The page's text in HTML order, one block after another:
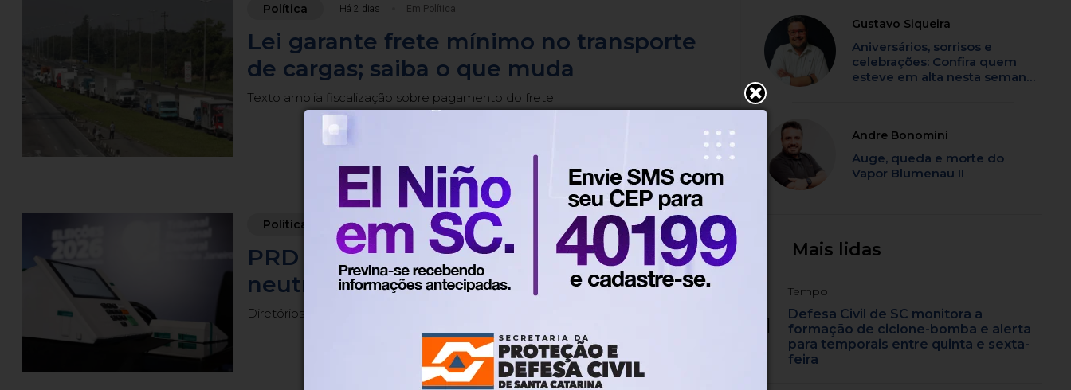
Política Há 2 dias Em Política
Lei garante frete mínimo no transporte
de cargas; saiba o que muda
Texto amplia fiscalização sobre pagamento do frete
Política Há 2 dias Em Política
PRD e Solidariedade decidem pela
neutralidade na eleição presidencial
Diretórios estaduais estão livres para formar alianças
Gustavo Siqueira
Aniversários, sorrisos e
celebrações: Confira quem
esteve em alta nesta semana
Andre Bonomini
Auge, queda e morte do
Vapor Blumenau II
Mais lidas
1
Tempo
Defesa Civil de SC monitora a
formação de ciclone-bomba e alerta
para temporais entre quinta e sexta-
feira